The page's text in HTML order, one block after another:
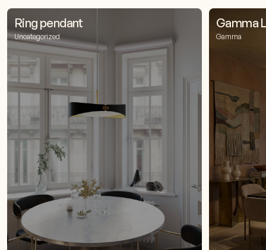
Ring pendant
Uncategorized
Gamma
Gamma